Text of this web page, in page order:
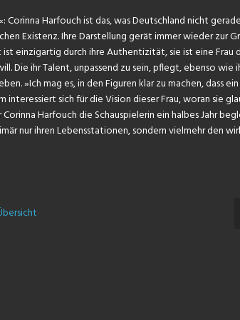
Harfouch ist das, was Deutschland nicht
Existenz. Ihre Darstellung gerät immer wieder zur
ist einzigartig durch ihre Authentizität, sie ist eine Frau
Die ihr Talent, unpassend zu sein, pflegt, ebenso wie
»Ich mag es, in den Figuren klar zu machen, dass
interessiert sich für die Vision dieser Frau, woran sie
Harfouch die Schauspielerin ein halbes Jahr
nur ihren Lebensstationen, sondern vielmehr den